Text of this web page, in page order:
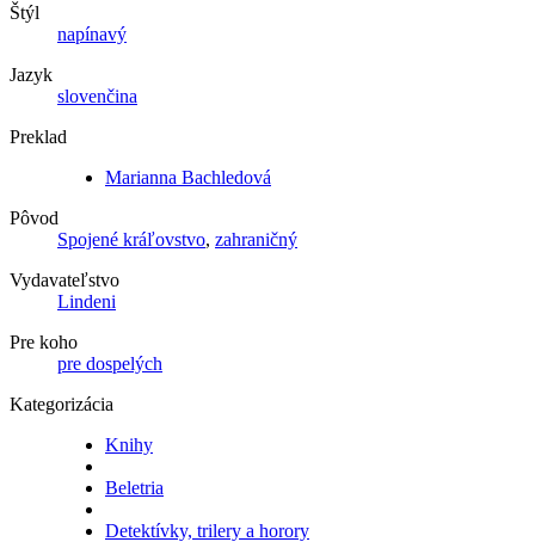
Štýl
napínavý
Jazyk
slovenčina
Preklad
Marianna Bachledová
Pôvod
Spojené kráľovstvo, zahraničný
Vydavateľstvo
Lindeni
Pre koho
pre dospelých
Kategorizácia
Knihy
Beletria
Detektívky, trilery a horory